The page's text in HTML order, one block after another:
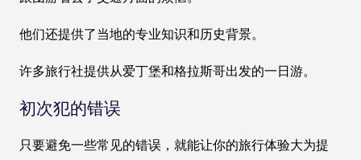
他们还提供了当地的专业知识和历史背景。
许多旅行社提供从爱丁堡和格拉斯哥出发的一日游。
初次犯的错误
只要避免一些常见的错误，就能让你的旅行体验大为提